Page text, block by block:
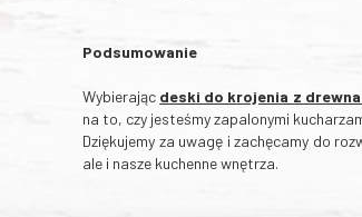
Podsumowanie
Wybierając deski do krojenia z
na to, czy jesteśmy zapalonymi
Dziękujemy za uwagę i zachęcamy do
ale i nasze kuchenne wnętrza.